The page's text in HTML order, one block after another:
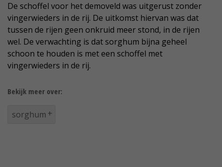
De schoffel voor het demoveld was uitgerust zonder
vingerwieders in de rij. De uitkomst hiervan was dat
tussen de rijen geen onkruid meer stond, in de rijen
wel. De verwachting is dat sorghum bijna geheel
schoon te houden is met een schoffel met
vingerwieders in de rij.
Bekijk meer over:
sorghum